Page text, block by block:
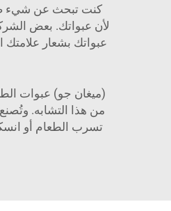
عبواتك بشعار علامتك
(ميغان جو) عبوات
من هذا التشابه.
تسرب الطعام أو